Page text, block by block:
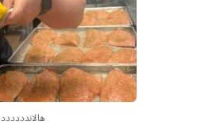
هالاندددددد